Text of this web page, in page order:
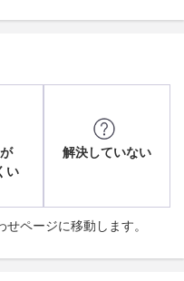
い
解決していない
せページに移動します。